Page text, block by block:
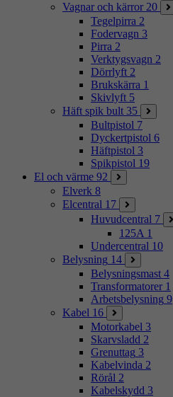
Vagnar och kärror 20
Tegelpirra 2
Fodervagn 3
Pirra 2
Verktygsvagn 2
Dörrlyft 2
Brukskärra 1
Skivlyft 5
Häft spik bult 35
Bultpistol 7
Dyckertpistol 6
Häftpistol 3
Spikpistol 19
El och värme 92
Elverk 8
Elcentral 17
Huvudcentral 7
125A 1
Undercentral 10
Belysning 14
Belysningsmast 4
Transformatorer 1
Arbetsbelysning 9
Kabel 16
Motorkabel 3
Skarvsladd 2
Grenuttag 3
Kabelvinda 2
Rörål 2
Kabelskydd 3